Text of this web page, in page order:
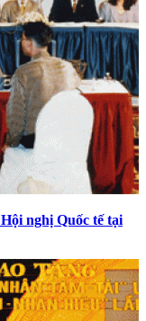
nghị Quốc tế tại